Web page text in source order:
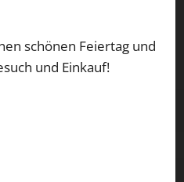
schönen Feiertag und
und Einkauf!